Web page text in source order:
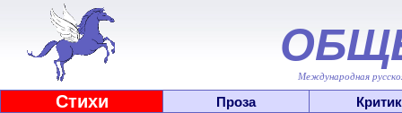
Международная
Стихи Проза